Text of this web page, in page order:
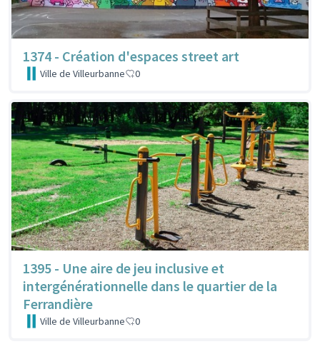
1374 - Création d'espaces street art
Ville de Villeurbanne 0
1395 - Une aire de jeu inclusive et
intergénérationnelle dans le quartier de la
Ferrandière
Ville de Villeurbanne 0